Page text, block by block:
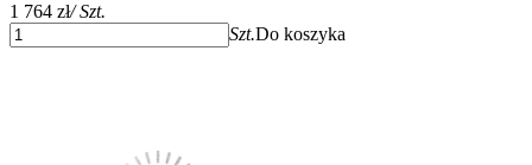
1 764 zł/ Szt.
Szt.Do koszyka